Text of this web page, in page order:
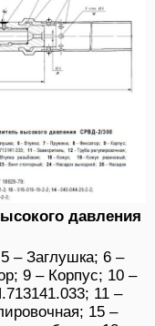
давления
– Заглушка; 6 –
9 – Корпус; 10 –
11 –
15 –